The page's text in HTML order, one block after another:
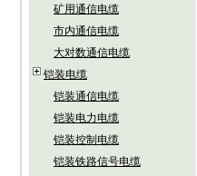
矿用通信电缆
市内通信电缆
大对数通信电缆
铠装电缆
铠装通信电缆
铠装电力电缆
铠装控制电缆
铠装铁路信号电缆